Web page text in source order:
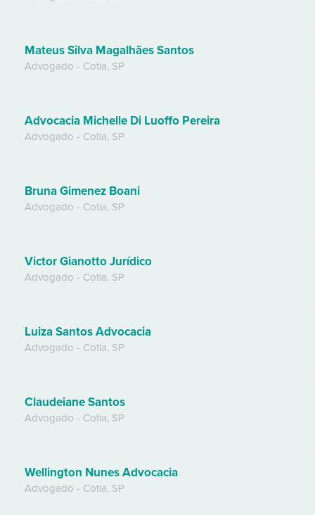
Mateus Silva Magalhães Santos
Advogado - Cotia, SP
Advocacia Michelle Di Luoffo Pereira
Advogado - Cotia, SP
Bruna Gimenez Boani
Advogado - Cotia, SP
Victor Gianotto Jurídico
Advogado - Cotia, SP
Luiza Santos Advocacia
Advogado - Cotia, SP
Claudeiane Santos
Advogado - Cotia, SP
Wellington Nunes Advocacia
Advogado - Cotia, SP